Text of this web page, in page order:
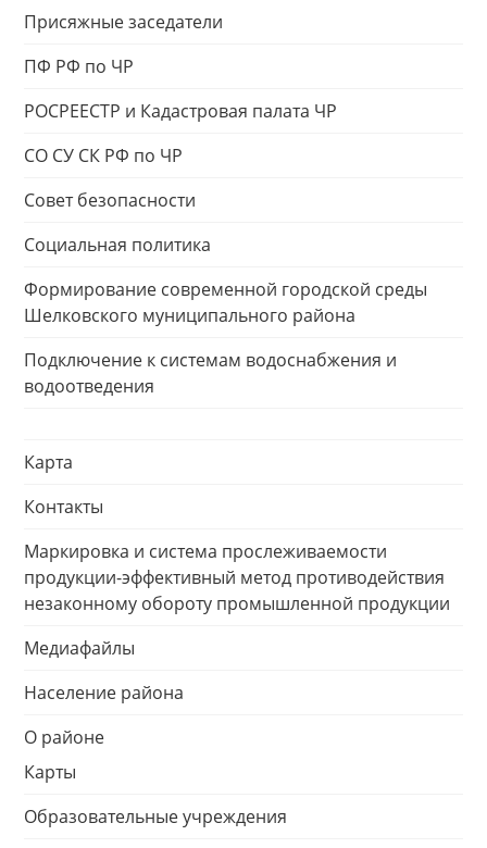
Присяжные заседатели
ПФ РФ по ЧР
РОСРЕЕСТР и Кадастровая палата ЧР
СО СУ СК РФ по ЧР
Совет безопасности
Социальная политика
Формирование современной городской среды
Шелковского муниципального района
Подключение к системам водоснабжения и
водоотведения
Карта
Контакты
Маркировка и система прослеживаемости
продукции-эффективный метод противодействия
незаконному обороту промышленной продукции
Медиафайлы
Население района
О районе
Карты
Образовательные учреждения